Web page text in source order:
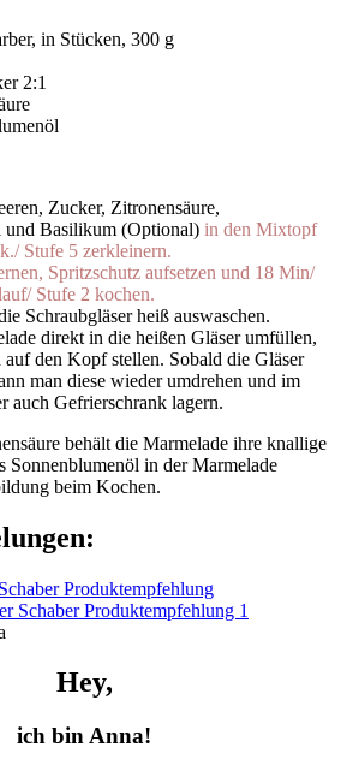
in Stücken, 300 g
2:1
Zucker, Zitronensäure,
und Basilikum (Optional) in den Mixtopf
Stufe 5 zerkleinern.
Spritzschutz aufsetzen und 18 Min/
Stufe 2 kochen.
Schraubgläser heiß auswaschen.
direkt in die heißen Gläser umfüllen,
auf den Kopf stellen. Sobald die Gläser
man diese wieder umdrehen und im
auch Gefrierschrank lagern.
behält die Marmelade ihre knallige
Sonnenblumenöl in der Marmelade
beim Kochen.
Hey,
ich bin Anna!